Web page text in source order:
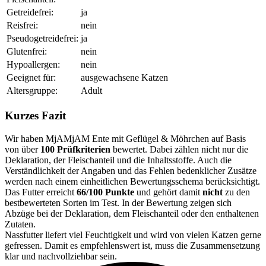
Getreidefrei:
ja
Reisfrei:
nein
Pseudogetreidefrei: ja
Glutenfrei:
nein
Hypoallergen:
nein
Geeignet für:
ausgewachsene Katzen
Altersgruppe:
Adult
Kurzes Fazit
Wir haben MjAMjAM Ente mit Geflügel & Möhrchen auf Basis
von über 100 Prüfkriterien bewertet. Dabei zählen nicht nur die
Deklaration, der Fleischanteil und die Inhaltsstoffe. Auch die
Verständlichkeit der Angaben und das Fehlen bedenklicher Zusätze
werden nach einem einheitlichen Bewertungsschema berücksichtigt.
Das Futter erreicht 66/100 Punkte und gehört damit nicht zu den
bestbewerteten Sorten im Test. In der Bewertung zeigen sich
Abzüge bei der Deklaration, dem Fleischanteil oder den enthaltenen
Zutaten.
Nassfutter liefert viel Feuchtigkeit und wird von vielen Katzen gerne
gefressen. Damit es empfehlenswert ist, muss die Zusammensetzung
klar und nachvollziehbar sein.